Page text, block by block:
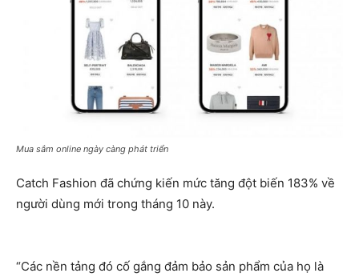
Mua sắm online ngày càng phát triển
Catch Fashion đã chứng kiến mức tăng đột biến 183% về
người dùng mới trong tháng 10 này.
“Các nền tảng đó cố gắng đảm bảo sản phẩm của họ là